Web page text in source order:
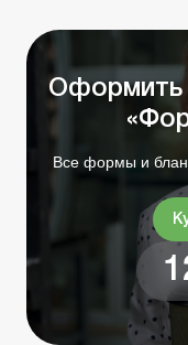
Оформить
Все формы и